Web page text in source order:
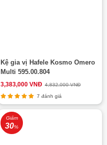
Kệ gia vị Hafele Kosmo Omero
Multi 595.00.804
3,383,000 VNĐ 4,832,000 VNĐ
7 đánh giá
Giảm
30%